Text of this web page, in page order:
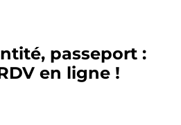
passeport :
en ligne !